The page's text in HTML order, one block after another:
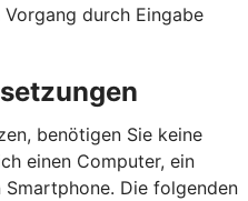
durch Eingabe
benötigen Sie keine
einen Computer, ein
Die folgenden